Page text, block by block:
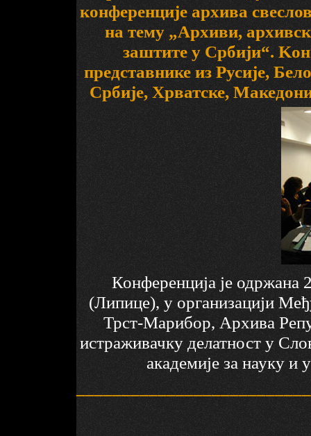
конференције архива
на тему „Архиви,
заштите у Србији“.
представнике из Русије,
Србије, Хрватске,
Конференција је одржана
(Липице), у организацији
Трст-Марибор, Архива
истраживачку делатност у
академије за науку